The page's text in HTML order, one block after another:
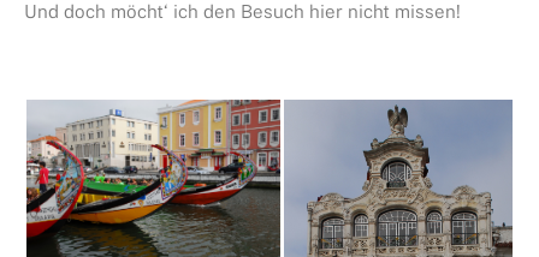
Und doch möcht‘ ich den Besuch hier nicht missen!